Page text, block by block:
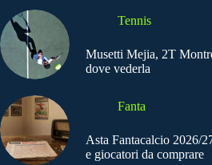
Tennis
Musetti Mejia, 2T
dove vederla
Fanta
Asta Fantacalcio 2026/
e giocatori da comprare